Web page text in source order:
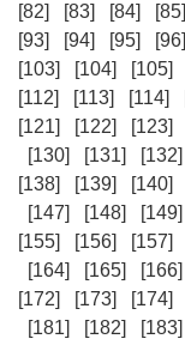
[82]
[83] [84] [85]
[93]
[94] [95] [96]
[103]
[104] [105]
[112]
[113] [114]
[121]
[122] [123]
[130]
[131] [132]
[138]
[139] [140]
[147]
[148] [149]
[155]
[156] [157]
[164]
[165] [166]
[172]
[173] [174]
[181]
[182] [183]